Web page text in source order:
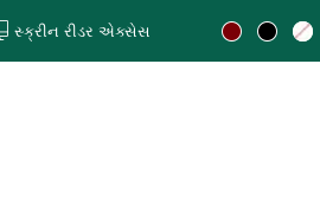
સ્ક્રીન રીડર એક્સેસ